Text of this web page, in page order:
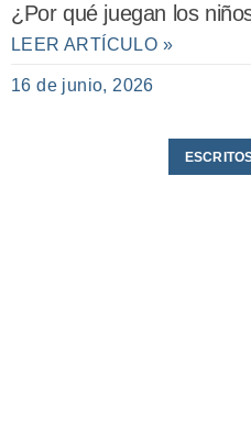
¿Por qué juegan los
LEER ARTÍCULO »
16 de junio, 2026